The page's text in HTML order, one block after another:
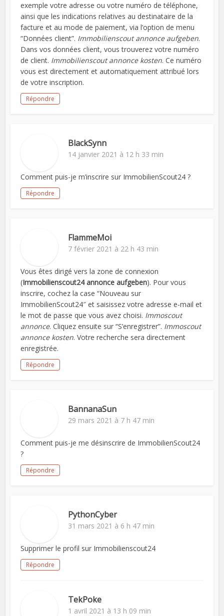
exemple votre adresse ou votre numéro de téléphone,
ainsi que les indications relatives au destinataire de la
facture et au mode de paiement, via l’option de menu
“Données client”. Immobilienscout annonce aufgeben.
Dans vos données client, vous trouverez votre numéro
de client. Immobilienscout annonce kosten. Ce numéro
vous est directement et automatiquement attribué lors
de votre inscription.
Répondre
BlackSynn
14 janvier 2021 à 12 h 33 min
Comment puis-je m’inscrire sur ImmobilienScout24 ?
Répondre
FlammeMoi
7 février 2021 à 22 h 43 min
Vous êtes dirigé vers la zone de connexion
(Immobilienscout24 annonce aufgeben). Pour vous
inscrire, cochez la case “Nouveau sur
ImmobilienScout24″ et saisissez votre adresse e-mail et
le mot de passe que vous avez choisi. Immoscout
annonce. Cliquez ensuite sur “S’enregistrer”. Immoscout
annonce kosten. Votre recherche sera directement
enregistrée.
Répondre
BannanaSun
29 mars 2021 à 7 h 47 min
Comment puis-je me désinscrire de ImmobilienScout24
?
Répondre
PythonCyber
31 mars 2021 à 6 h 47 min
Supprimer le profil sur Immobilienscout24
Répondre
TekPoke
1 avril 2021 à 13 h 09 min